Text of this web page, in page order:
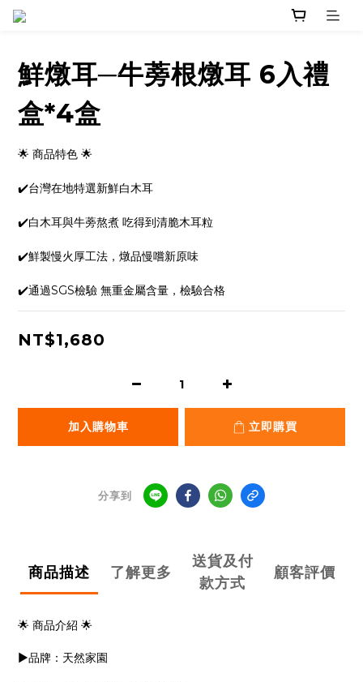
鮮燉耳─牛蒡根燉耳 6入禮
盒*4盒
🌟 商品特色 🌟
✔️台灣在地特選新鮮白木耳
✔️白木耳與牛蒡熬煮 吃得到清脆木耳粒
✔️鮮製慢火厚工法，燉品慢嚐新原味
✔️通過SGS檢驗 無重金屬含量，檢驗合格
NT$1,680
加入購物車 立即購買
分享到
商品描述 了解更多
送貨及付
款方式
顧客評價
🌟 商品介紹 🌟
▶品牌：天然家園